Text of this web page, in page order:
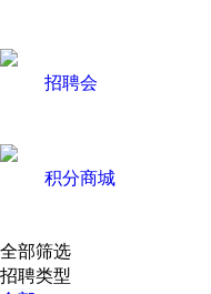
招聘会
积分商城
全部筛选
招聘类型